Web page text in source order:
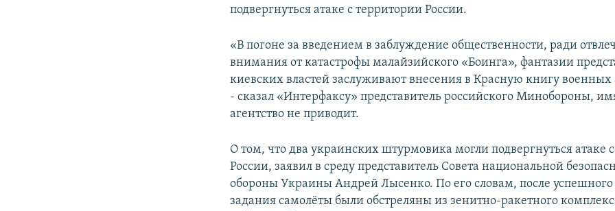
подвергнуться атаке с территории России.
«В погоне за введением в заблуждение общественности, ради
внимания от катастрофы малайзийского «Боинга», фантазии
киевских властей заслуживают внесения в Красную книгу
- сказал «Интерфаксу» представитель российского Минобороны,
агентство не приводит.
О том, что два украинских штурмовика могли подвергнуться атаке
России, заявил в среду представитель Совета национальной
обороны Украины Андрей Лысенко. По его словам, после
задания самолёты были обстреляны из зенитно-ракетного